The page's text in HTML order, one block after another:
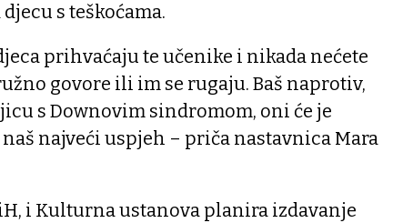
s teškoćama.
prihvaćaju te učenike i nikada nećete
govore ili im se rugaju. Baš naprotiv,
s Downovim sindromom, oni će je
najveći uspjeh – priča nastavnica Mara
i Kulturna ustanova planira izdavanje